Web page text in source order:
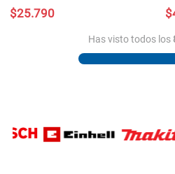
$25.790 $
Has visto todos los